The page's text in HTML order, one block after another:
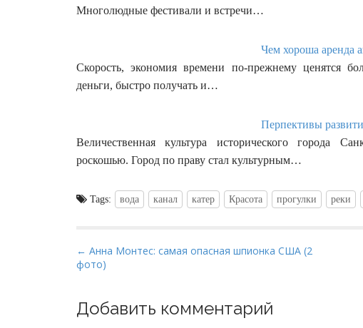
Многолюдные фестивали и встречи…
Чем хороша аренда
Скорость, экономия времени по-прежнему ценятся
деньги, быстро получать и…
Перпективы
Величественная культура исторического города
роскошью. Город по праву стал культурным…
Tags: вода канал катер Красота прогулки реки
P
o
t
← Анна Монтес: самая опасная шпионка США (2
фото)
Добавить комментарий